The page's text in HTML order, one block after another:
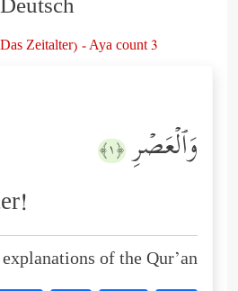
Deutsch
Zeitalter) - Aya count 3
وَٱلۡعَصۡرِ ﴿١﴾
of the Qur’an: